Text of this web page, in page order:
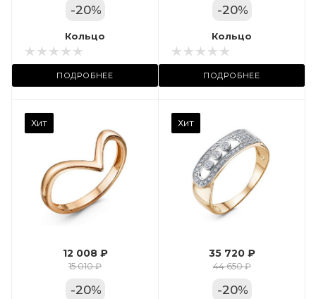
-20%
Кольцо
ПОДРОБНЕЕ
КРАС
Местоположение:
ТРЦ «Арена»
-20%
Кольцо
ПОДРОБНЕЕ
Хит
12 008 ₽
15 010 ₽
-20%
Хит
Вес драгметалла
Марка (бренд)
Дельта
Фианит
Цвет золота
КРАС
35 720 ₽
44 650 ₽
-20%